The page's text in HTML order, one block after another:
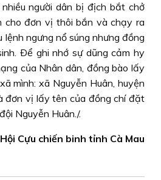
người dân bị địch bắt chở
cho đơn vị thôi bắn và chạy ra
ngưng nổ súng nhưng đồng
Ðể ghi nhớ sự dũng cảm hy
của Nhân dân, đồng bào lấy
mình: xã Nguyễn Huân, huyện
đơn vị lấy tên của đồng chí đặt
Nguyễn Huân./.
Cựu chiến binh tỉnh Cà Mau